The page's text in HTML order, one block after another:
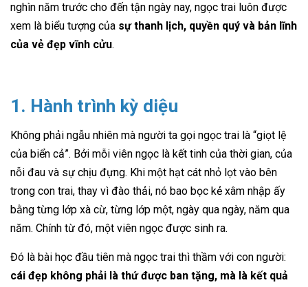
nghìn năm trước cho đến tận ngày nay, ngọc trai luôn được
xem là biểu tượng của sự thanh lịch, quyền quý và bản lĩnh
của vẻ đẹp vĩnh cửu.
1. Hành trình kỳ diệu
Không phải ngẫu nhiên mà người ta gọi ngọc trai là “giọt lệ
của biển cả”. Bởi mỗi viên ngọc là kết tinh của thời gian, của
nỗi đau và sự chịu đựng. Khi một hạt cát nhỏ lọt vào bên
trong con trai, thay vì đào thải, nó bao bọc kẻ xâm nhập ấy
bằng từng lớp xà cừ, từng lớp một, ngày qua ngày, năm qua
năm. Chính từ đó, một viên ngọc được sinh ra.
Đó là bài học đầu tiên mà ngọc trai thì thầm với con người:
cái đẹp không phải là thứ được ban tặng, mà là kết quả